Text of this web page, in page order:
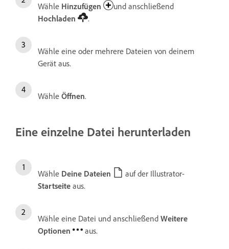
Wähle Hinzufügen
und anschließend
Hochladen
.
Wähle eine oder mehrere Dateien von deinem
Gerät aus.
Wähle Öffnen.
Eine einzelne Datei herunterladen
Wähle Deine Dateien
auf der Illustrator-
Startseite aus.
Wähle eine Datei und anschließend Weitere
Optionen
aus.